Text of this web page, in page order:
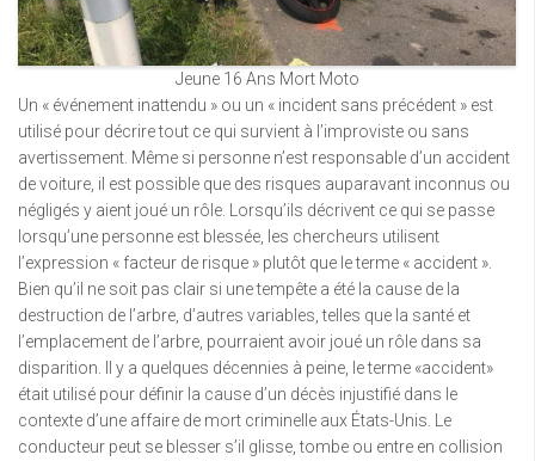
Jeune 16 Ans Mort Moto
Un « événement inattendu » ou un « incident sans précédent » est
utilisé pour décrire tout ce qui survient à l’improviste ou sans
avertissement. Même si personne n’est responsable d’un accident
de voiture, il est possible que des risques auparavant inconnus ou
négligés y aient joué un rôle. Lorsqu’ils décrivent ce qui se passe
lorsqu’une personne est blessée, les chercheurs utilisent
l’expression « facteur de risque » plutôt que le terme « accident ».
Bien qu’il ne soit pas clair si une tempête a été la cause de la
destruction de l’arbre, d’autres variables, telles que la santé et
l’emplacement de l’arbre, pourraient avoir joué un rôle dans sa
disparition. Il y a quelques décennies à peine, le terme «accident»
était utilisé pour définir la cause d’un décès injustifié dans le
contexte d’une affaire de mort criminelle aux États-Unis. Le
conducteur peut se blesser s’il glisse, tombe ou entre en collision